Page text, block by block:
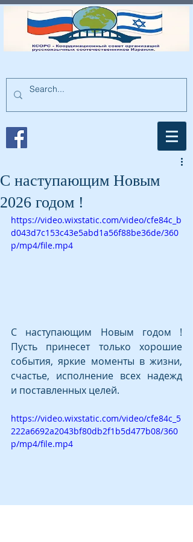
С наступающим Новым
2026 годом !
https://video.wixstatic.com/video/cfe84c_b
d043d7c153c43e5abd1a56f88be36de/360
p/mp4/file.mp4
С наступающим Новым годом !
Пусть принесет только хорошие
события, яркие моменты в жизни,
счастье, исполнение всех надежд
и поставленных целей.
https://video.wixstatic.com/video/cfe84c_5
222a6692a2043bf80db2f1b5d477b08/360
p/mp4/file.mp4